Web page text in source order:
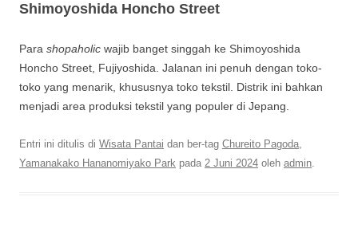
Shimoyoshida Honcho Street
Para shopaholic wajib banget singgah ke Shimoyoshida
Honcho Street, Fujiyoshida. Jalanan ini penuh dengan toko-
toko yang menarik, khususnya toko tekstil. Distrik ini bahkan
menjadi area produksi tekstil yang populer di Jepang.
Entri ini ditulis di Wisata Pantai dan ber-tag Chureito Pagoda,
Yamanakako Hananomiyako Park pada 2 Juni 2024 oleh admin.